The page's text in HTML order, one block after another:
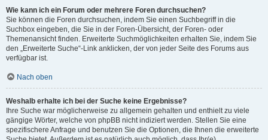
Wie kann ich ein Forum oder mehrere Foren durchsuchen?
Sie können die Foren durchsuchen, indem Sie einen Suchbegriff in die
Suchbox eingeben, die Sie in der Foren-Übersicht, der Foren- oder
Themenansicht finden. Erweiterte Suchmöglichkeiten erhalten Sie, indem Sie
den „Erweiterte Suche“-Link anklicken, der von jeder Seite des Forums aus
verfügbar ist.
Nach oben
Weshalb erhalte ich bei der Suche keine Ergebnisse?
Ihre Suche war möglicherweise zu allgemein gehalten und enthielt zu viele
gängige Wörter, welche von phpBB nicht indiziert werden. Stellen Sie eine
spezifischere Anfrage und benutzen Sie die Optionen, die Ihnen die erweiterte